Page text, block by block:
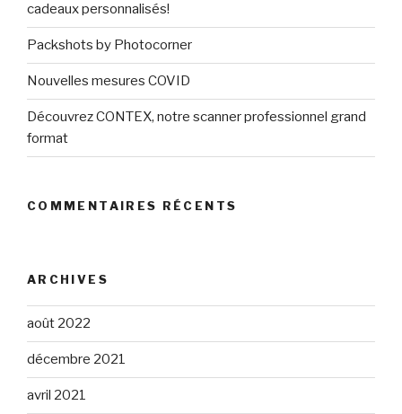
cadeaux personnalisés!
Packshots by Photocorner
Nouvelles mesures COVID
Découvrez CONTEX, notre scanner professionnel grand
format
COMMENTAIRES RÉCENTS
ARCHIVES
août 2022
décembre 2021
avril 2021